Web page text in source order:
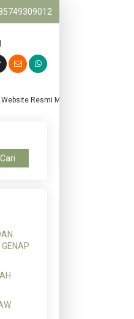
Resmi MTs. Salafiyah
Cari